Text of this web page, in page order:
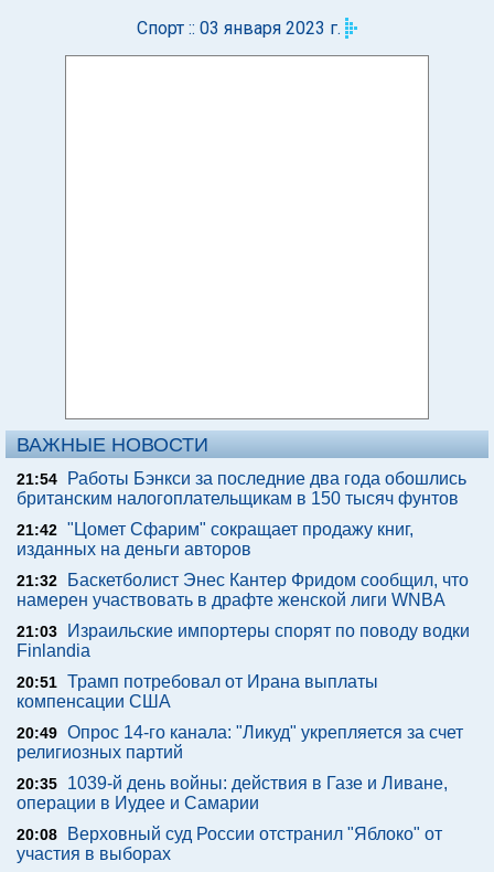
Спорт :: 03 января 2023 г.
ВАЖНЫЕ НОВОСТИ
21:54
Работы Бэнкси за последние два года обошлись
британским налогоплательщикам в 150 тысяч фунтов
21:42 "Цомет Сфарим" сокращает продажу книг,
изданных на деньги авторов
21:32
Баскетболист Энес Кантер Фридом сообщил, что
намерен участвовать в драфте женской лиги WNBA
21:03
Израильские импортеры спорят по поводу водки
Finlandia
20:51 Трамп потребовал от Ирана выплаты
компенсации США
20:49 Опрос 14-го канала: "Ликуд" укрепляется за счет
религиозных партий
20:35
1039-й день войны: действия в Газе и Ливане,
операции в Иудее и Самарии
20:08
Верховный суд России отстранил "Яблоко" от
участия в выборах